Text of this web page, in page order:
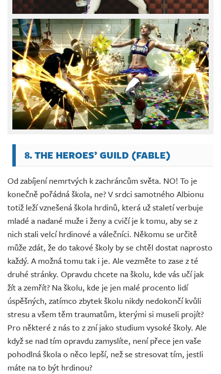
8. THE HEROES’ GUILD (FABLE)
Od zabíjení nemrtvých k zachráncům světa. NO! To je
konečně pořádná škola, ne? V srdci samotného Albionu
totiž leží vznešená škola hrdinů, která už staletí verbuje
mladé a nadané muže i ženy a cvičí je k tomu, aby se z
nich stali velcí hrdinové a válečníci. Někomu se určitě
může zdát, že do takové školy by se chtěl dostat naprosto
každý. A možná tomu tak i je. Ale vezměte to zase z té
druhé stránky. Opravdu chcete na školu, kde vás učí jak
žít a zemřít? Na školu, kde je jen malé procento lidí
úspěšných, zatímco zbytek školu nikdy nedokončí kvůli
stresu a všem těm traumatům, kterými si museli projít?
Pro některé z nás to z zní jako studium vysoké školy. Ale
když se nad tím opravdu zamyslíte, není přece jen vaše
pohodlná škola o něco lepší, než se stresovat tím, jestli
máte na to být hrdinou?